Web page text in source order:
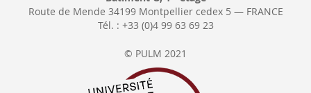
Route de Mende 34199 Montpellier cedex 5 — FRANCE
Tél. : +33 (0)4 99 63 69 23
© PULM 2021